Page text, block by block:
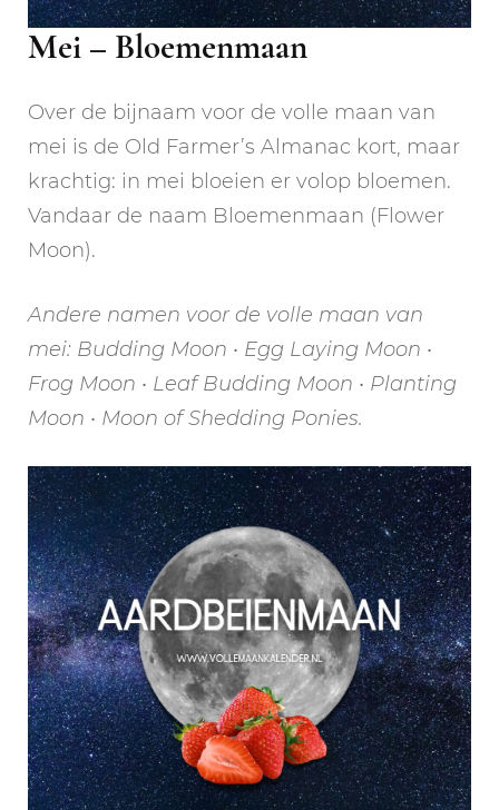
Mei – Bloemenmaan
Over de bijnaam voor de volle maan van
mei is de Old Farmer’s Almanac kort, maar
krachtig: in mei bloeien er volop bloemen.
Vandaar de naam Bloemenmaan (Flower
Moon).
Andere namen voor de volle maan van
mei: Budding Moon • Egg Laying Moon •
Frog Moon • Leaf Budding Moon • Planting
Moon • Moon of Shedding Ponies.